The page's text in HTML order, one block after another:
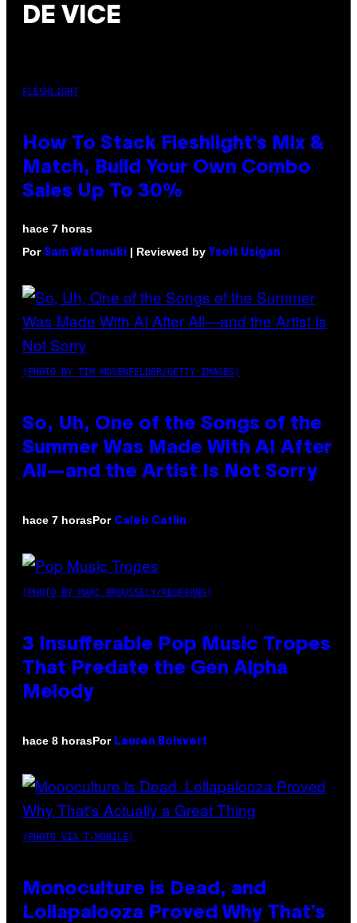
DE VICE
FLESHLIGHT
How To Stack Fleshlight’s Mix &
Match, Build Your Own Combo
Sales Up To 30%
hace 7 horas
Por Sam Watanuki | Reviewed by Ysolt Usigan
(PHOTO BY TIM MOSENFELDER/GETTY IMAGES)
So, Uh, One of the Songs of the
Summer Was Made With AI After
All—and the Artist Is Not Sorry
hace 7 horasPor Caleb Catlin
(PHOTO BY MARC BROUSSELY/REDFERNS)
3 Insufferable Pop Music Tropes
That Predate the Gen Alpha
Melody
hace 8 horasPor Lauren Boisvert
(PHOTO VIA T-MOBILE)
Monoculture is Dead, and
Lollapalooza Proved Why That’s